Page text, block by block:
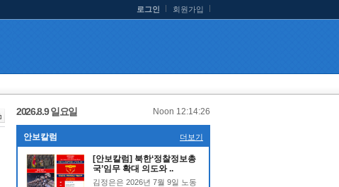
로그인 회원가입
2026.8.9 일요일 Noon 12:14:27
안보칼럼 더보기
[안보칼럼] 북한‘정찰정보총
국’임무 확대 의도와 ..
김정은은 2026년 7월 9일 노동